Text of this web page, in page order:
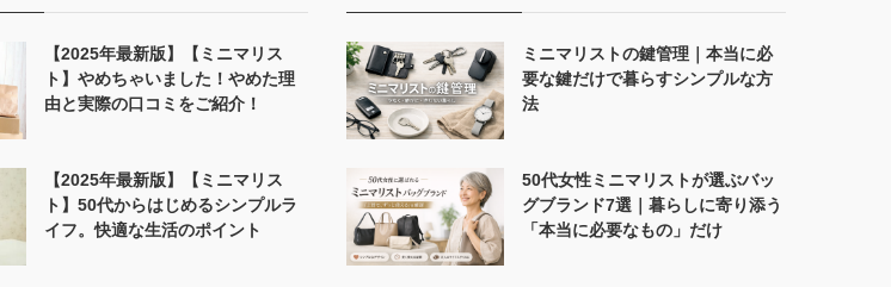
【2025年最新版】【ミニマリス
ト】やめちゃいました！やめた理
由と実際の口コミをご紹介！
【2025年最新版】【ミニマリス
ト】50代からはじめるシンプルラ
イフ。快適な生活のポイント
ミニマリストの鍵管理｜本当に必
要な鍵だけで暮らすシンプルな方
法
50代女性ミニマリストが選ぶバッ
グブランド7選｜暮らしに寄り添う
「本当に必要なもの」だけ